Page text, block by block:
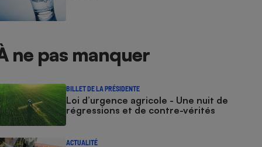
ne pas manquer
BILLET DE LA PRÉSIDENTE
Loi d’urgence agricole - Une nuit de
régressions et de contre-vérités
ACTUALITÉ